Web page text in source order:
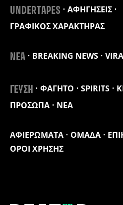
ΑΦΙΕΡΩΜΑΤΑ ΟΜΑΔΑ
ΟΡΟΙ ΧΡΗΣΗΣ
UNDERTAPES
ΑΦΗΓΗΣΕΙΣ
ΓΡΑΦΙΚΟΣ ΧΑΡΑΚΤΗΡΑΣ
ΝΕΑ BREAKING NEWS
ΓΕΥΣΗ ΦΑΓΗΤΟ SPIRITS
ΠΡΟΣΩΠΑ
ΝΕΑ